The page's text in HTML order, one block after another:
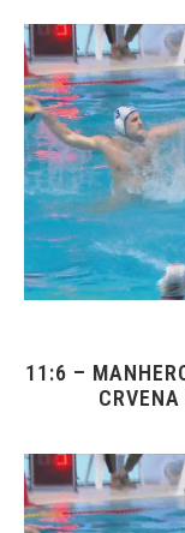
11:6 –